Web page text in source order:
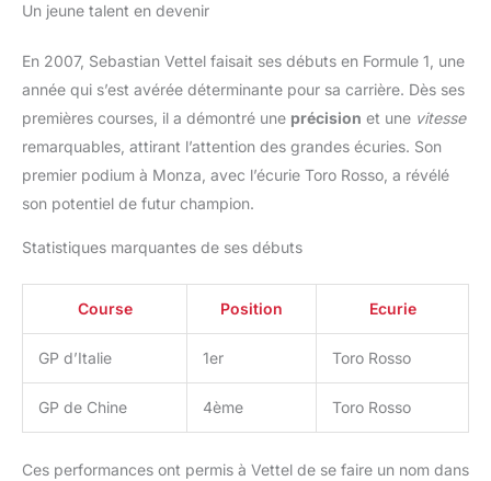
Un jeune talent en devenir
En 2007, Sebastian Vettel faisait ses débuts en Formule 1, une
année qui s’est avérée déterminante pour sa carrière. Dès ses
premières courses, il a démontré une précision et une vitesse
remarquables, attirant l’attention des grandes écuries. Son
premier podium à Monza, avec l’écurie Toro Rosso, a révélé
son potentiel de futur champion.
Statistiques marquantes de ses débuts
Course Position Ecurie
GP d’Italie 1er Toro Rosso
GP de Chine 4ème Toro Rosso
Ces performances ont permis à Vettel de se faire un nom dans